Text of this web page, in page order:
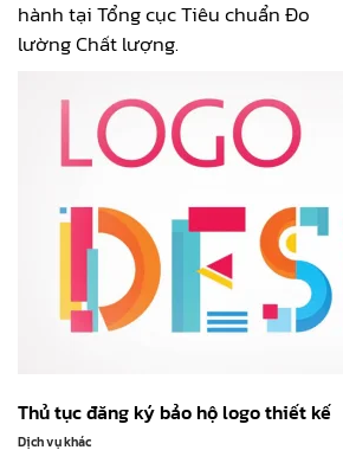
hành tại Tổng cục Tiêu chuẩn Đo
lường Chất lượng.
Thủ tục đăng ký bảo hộ logo thiết kế
Dịch vụ khác